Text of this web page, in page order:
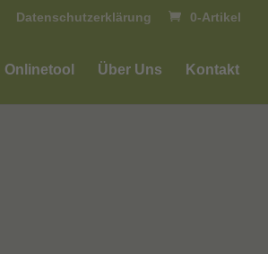
Datenschutzerklärung 0-Artikel
Onlinetool Über Uns Kontakt